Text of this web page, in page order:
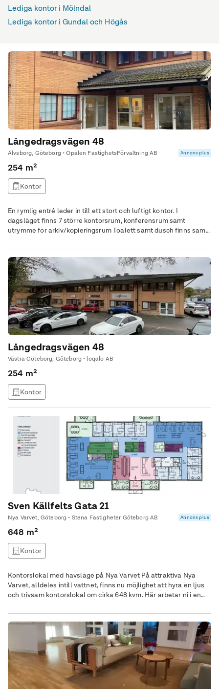
Lediga kontor i Mölndal
Lediga kontor i Gundal och Högås
Långedragsvägen 48
Älvsborg, Göteborg • Opalen FastighetsFörvaltning AB Annons plus
254 m²
Kontor
En rymlig entré leder in till ett stort och luftigt kontor. I
dagsläget finns 7 större kontorsrum, konferensrum samt
utrymme för arkiv/kopieringsrum Toalett samt dusch finns samt
Långedragsvägen 48
Västra Göteborg, Göteborg • loqalo AB
254 m²
Kontor
Sven Källfelts Gata 21
Nya Varvet, Göteborg • Stena Fastigheter Göteborg AB Annons plus
648 m²
Kontor
Kontorslokal med havsläge på Nya Varvet På attraktiva Nya
Varvet, alldeles intill vattnet, finns nu möjlighet att hyra en ljus
och trivsam kontorslokal om cirka 648 kvm. Här arbetar ni i en
promenadstråk runt knuten. Lokalen har en välkomnande entré
där besökare och medarbetare tas emot. Planlösningen är
flexibel med en bra mix av öppet kontorslandskap och enskilda
rum, vilket ger goda möjligheter att kombinera koncentrerat
arbete med teamwork. I lokalen finns öppna kontorsytor, cirka
tio kontorsrum samt flera konferensrum och mindre mötesrum.
Här finns även pausyta och sociala ytor. På attraktiva Nya
Varvet, alldeles intill vattnet, finns nu möjlighet att hyra en ljus